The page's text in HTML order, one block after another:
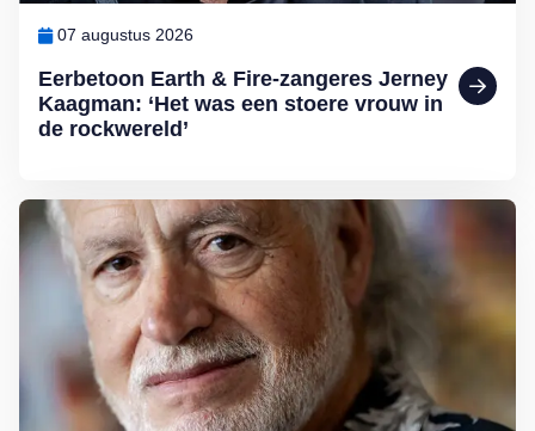
Eerbetoon Earth & Fire-zangeres Jerney
Kaagman: ‘Het was een stoere vrouw in
de rockwereld’
07 augustus 2026
Lees meer over George Baker (81) blijft liedjes schrijven en